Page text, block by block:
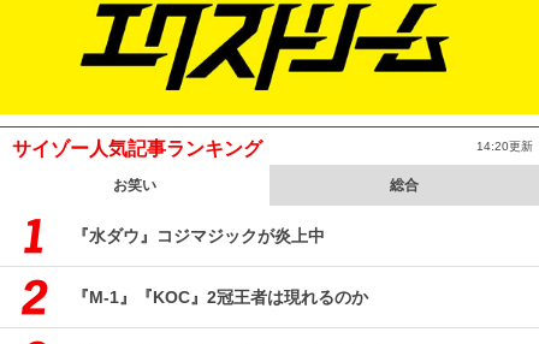
サイゾー人気記事ランキング 14:20更新
お笑い 総合
『水ダウ』コジマジックが炎上中
『M-1』『KOC』2冠王者は現れるのか